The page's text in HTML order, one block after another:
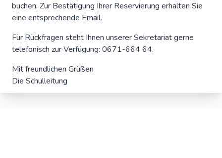
buchen. Zur Bestätigung Ihrer Reservierung erhalten Sie
eine entsprechende Email.
Für Rückfragen steht Ihnen unserer Sekretariat gerne
telefonisch zur Verfügung: 0671-664 64.
Mit freundlichen Grüßen
Die Schulleitung